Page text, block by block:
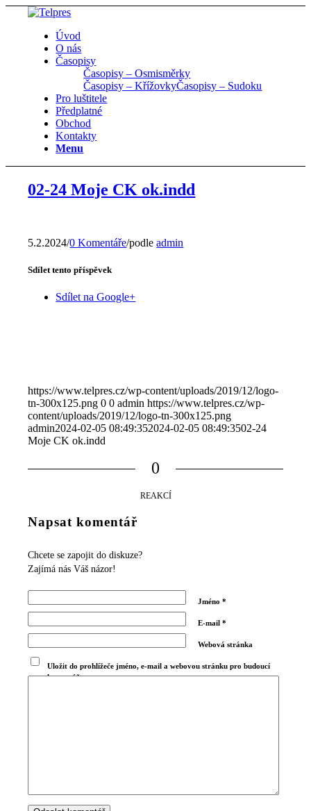
Úvod
O nás
Časopisy
Časopisy – Osmisměrky
Časopisy – KřížovkyČasopisy – Sudoku
Pro luštitele
Předplatné
Obchod
Kontakty
Menu
02-24 Moje CK ok.indd
5.2.2024/0 Komentáře/podleadmin
Sdílet tento příspěvek
Sdílet na Google+
https://www.telpres.cz/wp-content/uploads/2019/12/logo-
tn-300x125.png 0 0 admin https://www.telpres.cz/wp-
content/uploads/2019/12/logo-tn-300x125.png
admin2024-02-05 08:49:352024-02-05 08:49:3502-24
Moje CK ok.indd
0
REAKCÍ
Napsat komentář
Chcete se zapojit do diskuze?
Zajímá nás Váš názor!
Jméno*
E-mail*
Webová stránka
Uložit do prohlížeče jméno, e-mail a webovou stránku pro budoucí
komentáře.